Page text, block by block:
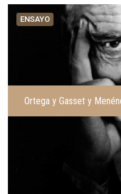
ENSAYO
Ortega y Gasset y